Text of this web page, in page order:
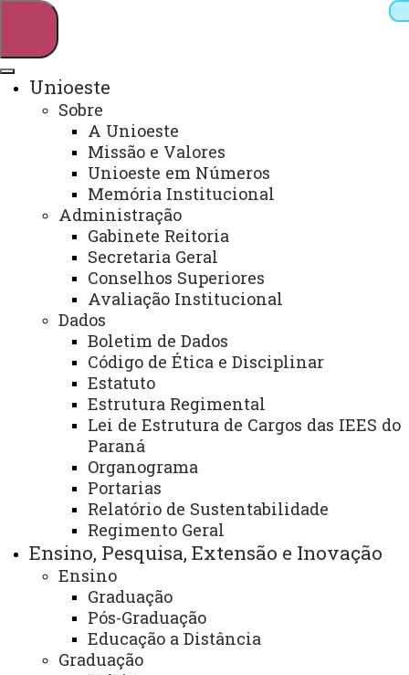
Webmail Sistemas
Telefones
Arquivo Virtual
Campus
Unioeste
Sobre
A Unioeste
Missão e Valores
Unioeste em Números
Memória Institucional
Administração
Gabinete Reitoria
Secretaria Geral
Conselhos Superiores
Avaliação Institucional
Dados
Boletim de Dados
Código de Ética e Disciplinar
Estatuto
Estrutura Regimental
Lei de Estrutura de Cargos das IEES do
Paraná
Organograma
Portarias
Relatório de Sustentabilidade
Regimento Geral
Ensino, Pesquisa, Extensão e Inovação
Ensino
Graduação
Pós-Graduação
Educação a Distância
Graduação
Divisão de Informática – DINF –
Campus/Toledo
Área:Divisão de Informática/Secretaria
Administrativa/Direção Geral de Campus Unidade
Finalidade e competências:
É de competência da Divisão de Informática – Campus
Toledo